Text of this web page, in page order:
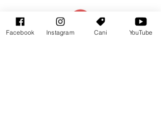
Facebook Instagram Cani YouTube